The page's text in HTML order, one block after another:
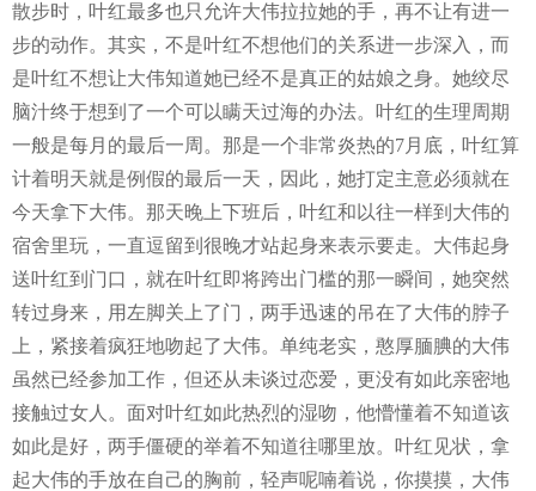
散步时，叶红最多也只允许大伟拉拉她的手，再不让有进一
步的动作。其实，不是叶红不想他们的关系进一步深入，而
是叶红不想让大伟知道她已经不是真正的姑娘之身。她绞尽
脑汁终于想到了一个可以瞒天过海的办法。叶红的生理周期
一般是每月的最后一周。那是一个非常炎热的7月底，叶红算
计着明天就是例假的最后一天，因此，她打定主意必须就在
今天拿下大伟。那天晚上下班后，叶红和以往一样到大伟的
宿舍里玩，一直逗留到很晚才站起身来表示要走。大伟起身
送叶红到门口，就在叶红即将跨出门槛的那一瞬间，她突然
转过身来，用左脚关上了门，两手迅速的吊在了大伟的脖子
上，紧接着疯狂地吻起了大伟。单纯老实，憨厚腼腆的大伟
虽然已经参加工作，但还从未谈过恋爱，更没有如此亲密地
接触过女人。面对叶红如此热烈的湿吻，他懵懂着不知道该
如此是好，两手僵硬的举着不知道往哪里放。叶红见状，拿
起大伟的手放在自己的胸前，轻声呢喃着说，你摸摸，大伟